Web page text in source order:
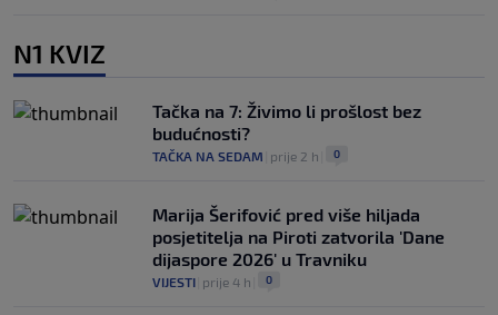
N1 KVIZ
Tačka na 7: Živimo li prošlost bez
budućnosti?
TAČKA NA SEDAM prije 2 h 0
Marija Šerifović pred više hiljada
posjetitelja na Piroti zatvorila 'Dane
dijaspore 2026' u Travniku
VIJESTI prije 4 h 0